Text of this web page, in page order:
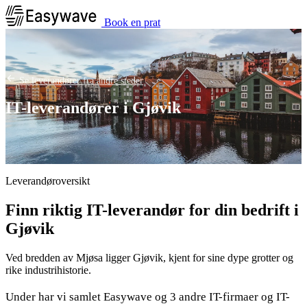
Book en prat
Se leverandører fra andre steder
IT-leverandører i Gjøvik
Leverandøroversikt
Finn riktig IT-leverandør for din bedrift i
Gjøvik
Ved bredden av Mjøsa ligger Gjøvik, kjent for sine dype grotter og
rike industrihistorie.
Under har vi samlet Easywave og 3 andre IT-firmaer og IT-